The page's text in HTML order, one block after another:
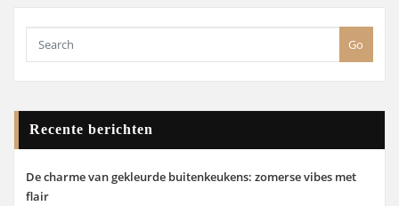
Go
Recente berichten
De charme van gekleurde buitenkeukens: zomerse vibes met
flair